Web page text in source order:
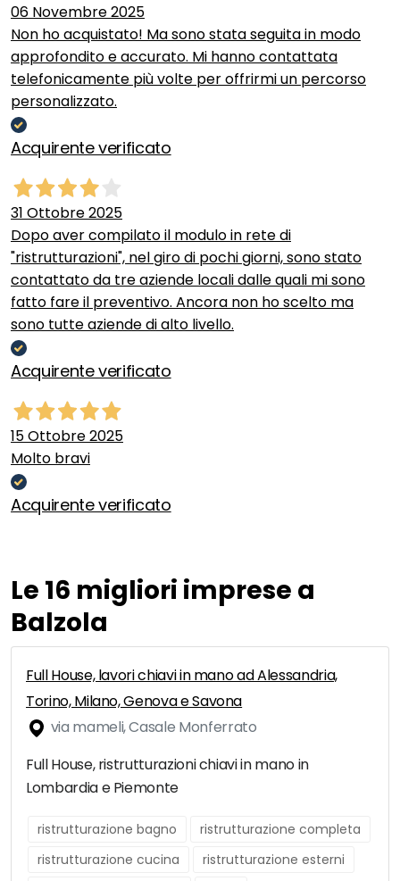
06 Novembre 2025
Non ho acquistato! Ma sono stata seguita in modo
approfondito e accurato. Mi hanno contattata
telefonicamente più volte per offrirmi un percorso
personalizzato.
Acquirente verificato
31 Ottobre 2025
Dopo aver compilato il modulo in rete di
"ristrutturazioni", nel giro di pochi giorni, sono stato
contattato da tre aziende locali dalle quali mi sono
fatto fare il preventivo. Ancora non ho scelto ma
sono tutte aziende di alto livello.
Acquirente verificato
15 Ottobre 2025
Molto bravi
Acquirente verificato
Le 16 migliori imprese a
Balzola
Full House, lavori chiavi in mano ad Alessandria,
Torino, Milano, Genova e Savona
via mameli, Casale Monferrato
Full House, ristrutturazioni chiavi in mano in
Lombardia e Piemonte
ristrutturazione bagno
ristrutturazione completa
ristrutturazione cucina
ristrutturazione esterni